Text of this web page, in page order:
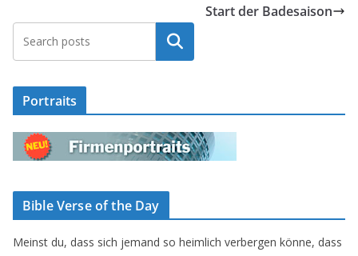
Start der Badesaison
Suchen
Portraits
Bible Verse of the Day
Meinst du, dass sich jemand so heimlich verbergen könne, dass